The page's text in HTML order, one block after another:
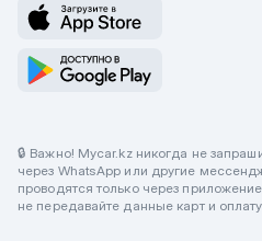
🔒 Важно! Mycar.kz никогда не
через WhatsApp или другие
проводятся только через
не передавайте данные карт и